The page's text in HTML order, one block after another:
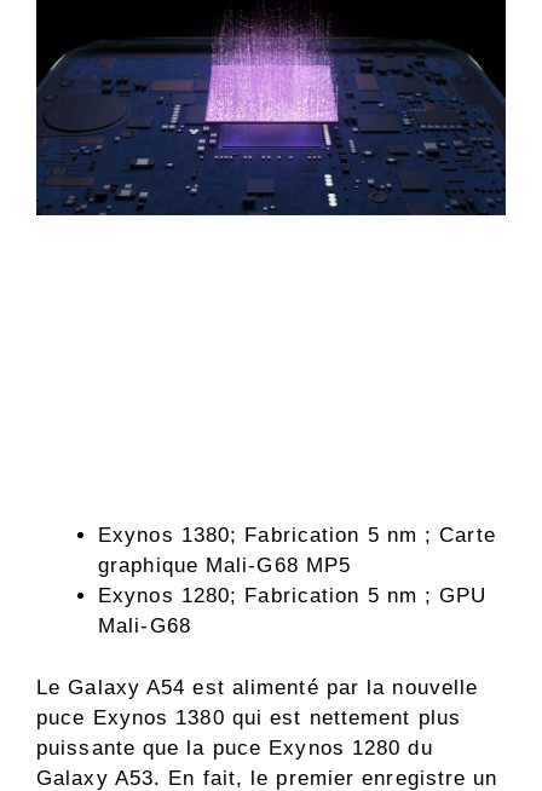
Exynos 1380; Fabrication 5 nm ; Carte
graphique Mali-G68 MP5
Exynos 1280; Fabrication 5 nm ; GPU
Mali-G68
Le Galaxy A54 est alimenté par la nouvelle
puce Exynos 1380 qui est nettement plus
puissante que la puce Exynos 1280 du
Galaxy A53. En fait, le premier enregistre un